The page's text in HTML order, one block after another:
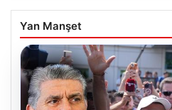
Yan Manşet